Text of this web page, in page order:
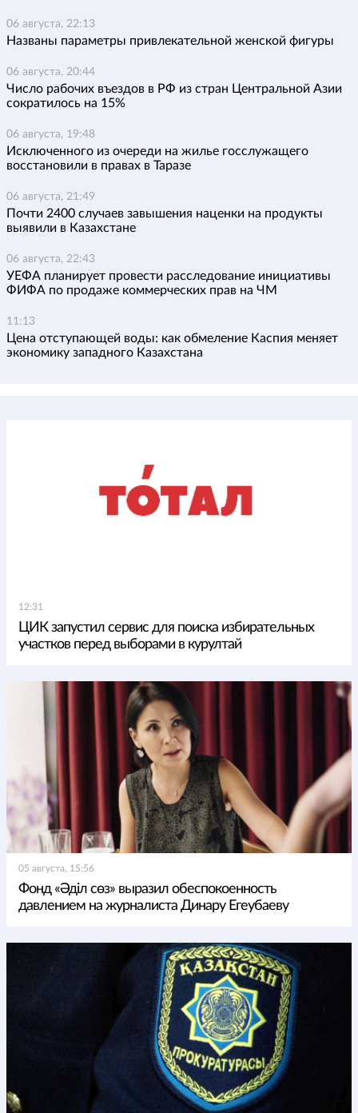
06 августа, 22:13
Названы параметры привлекательной женской фигуры
06 августа, 20:44
Число рабочих въездов в РФ из стран Центральной Азии
сократилось на 15%
06 августа, 19:48
Исключенного из очереди на жилье госслужащего
восстановили в правах в Таразе
06 августа, 21:49
Почти 2400 случаев завышения наценки на продукты
выявили в Казахстане
06 августа, 22:43
УЕФА планирует провести расследование инициативы
ФИФА по продаже коммерческих прав на ЧМ
11:13
Цена отступающей воды: как обмеление Каспия меняет
экономику западного Казахстана
12:31
ЦИК запустил сервис для поиска избирательных
участков перед выборами в курултай
05 августа, 15:56
Фонд «Әділ сөз» выразил обеспокоенность
давлением на журналиста Динару Егеубаеву